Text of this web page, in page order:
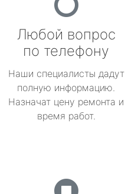
Любой вопрос
по телефону
Наши специалисты дадут
полную информацию.
Назначат цену ремонта и
время работ.